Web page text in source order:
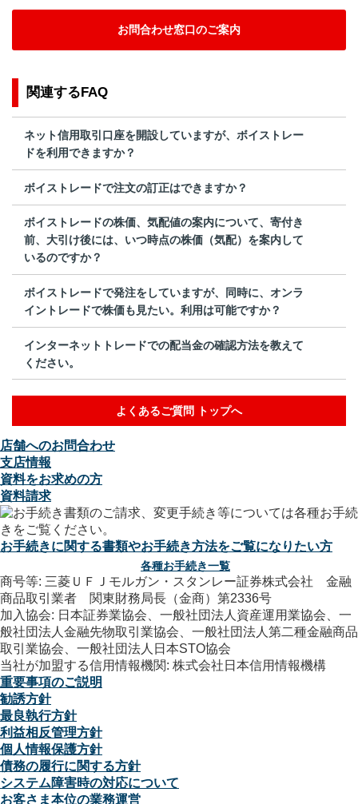
お問合わせ窓口のご案内
関連するFAQ
ネット信用取引口座を開設していますが、ボイストレー
ドを利用できますか？
ボイストレードで注文の訂正はできますか？
ボイストレードの株価、気配値の案内について、寄付き
前、大引け後には、いつ時点の株価（気配）を案内して
いるのですか？
ボイストレードで発注をしていますが、同時に、オンラ
イントレードで株価も見たい。利用は可能ですか？
インターネットトレードでの配当金の確認方法を教えて
ください。
よくあるご質問 トップへ
店舗へのお問合わせ
支店情報
資料をお求めの方
資料請求
お手続きに関する書類やお手続き方法をご覧になりたい方
各種お手続き一覧
商号等: 三菱ＵＦＪモルガン・スタンレー証券株式会社 金融
商品取引業者 関東財務局長（金商）第2336号
加入協会: 日本証券業協会、一般社団法人資産運用業協会、一
般社団法人金融先物取引業協会、一般社団法人第二種金融商品
取引業協会、一般社団法人日本STO協会
当社が加盟する信用情報機関: 株式会社日本信用情報機構
重要事項のご説明
勧誘方針
最良執行方針
利益相反管理方針
個人情報保護方針
債務の履行に関する方針
システム障害時の対応について
お客さま本位の業務運営